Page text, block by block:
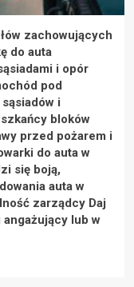
zachowujących
do auta
i opór
pod
i
bloków
przed pożarem i
do auta w
się boją,
auta w
zarządcy Daj
lub w